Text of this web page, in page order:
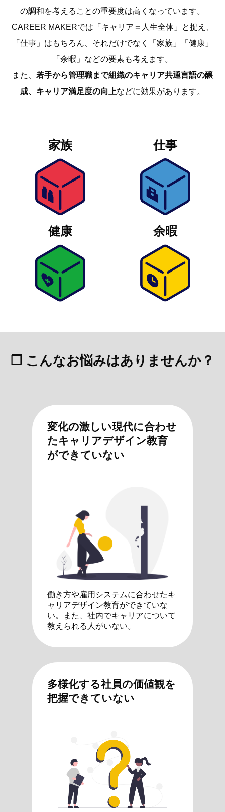
の調和を考えることの重要度は高くなっています。
CAREER MAKERでは「キャリア＝人生全体」と捉え、
「仕事」はもちろん、それだけでなく「家族」「健康」
「余暇」などの要素も考えます。
また、 若手から管理職まで組織のキャリア共通言語の醸
成、キャリア満足度の向上などに効果があります。
家族 仕事
健康 余暇
❐ こんなお悩みはありませんか？
変化の激しい現代に合わせ
たキャリアデザイン教育
ができていない
働き方や雇用システムに合わせたキ
ャリアデザイン教育ができていな
い。また、社内でキャリアについて
教えられる人がいない。
多様化する社員の価値観を
把握できていない